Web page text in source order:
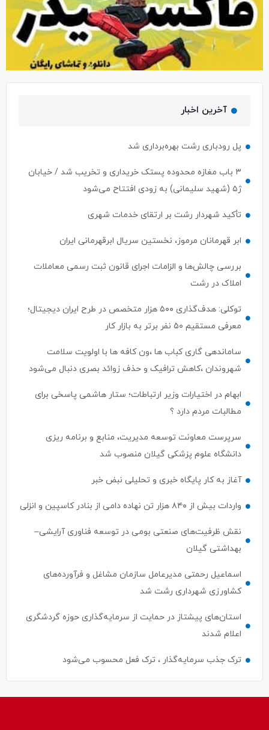
آخرین اخبار
پل رودباری رشت بهره‌برداری شد
۳ باب مغازه محدوده پستک خریداری و تخریب شد / خیابان
ژ۵ (شهید سلیمانی) به زودی افتتاح می‌شود
تأکید شهردار رشت بر ارتقای خدمات شهری
ابر قهرمانان مرموز، نخستین سریال ابرقهرمانی ایران
بررسی چالش‌ها و الزامات اجرای قانون ثبت رسمی معاملات
املاک در رشت
توکلی: هدف‌گذاری ۵۰۰ هزار متخصص در طرح ایران دیجیتال؛
معرفی مستقیم ۵۰ نفر برتر به بازار کار
ساماندهی گاری کباب ها ،ون کافه ها با اولویت سلامت
شهروندان ،کاهش ترافیک و حذف زوائد بصری دنبال می‌شود
ابهام در اختیارات وزیر ارتباطات؛ ستار هاشمی پاسخی برای
مطالبات مردم دارد ؟
سرپرست معاونت توسعه مدیریت، منابع و برنامه ریزی
دانشگاه علوم پزشکی گیلان منصوب شد
آغاز به کار پایگاه خبری و تحلیلی نبض خبر
واردات بیش از ۸۴۰ هزار تن نهاده دامی از بنادر كاسپین و انزلی
نقش ظرفیت‌های صنعتی بومی در توسعه فناوری آرایشی–
بهداشتی گیلان
اسماعیل رحمتی مدیرعامل سازمان مشاغل و فرآورده‌های
کشاورزی شهرداری رشت شد
استان‌های پیشتاز در حمایت از سرمایه‌گذاری حوزه گردشگری
اعلام شدند
ترک جذب سرمایه‌گذار ، ترک فعل محسوب می‌شود